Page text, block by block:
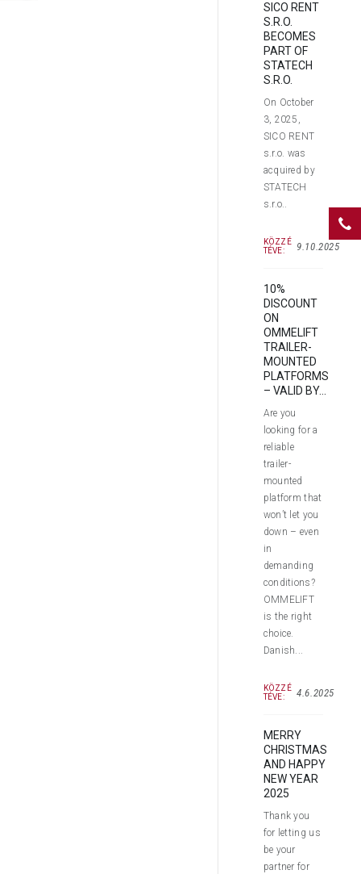
SICO RENT
S.R.O.
BECOMES
PART OF
STATECH
S.R.O.
On October
3, 2025,
SICO RENT
s.r.o. was
acquired by
STATECH
s.r.o..
KÖZZÉ
TÉVE:
9.10.2025
10%
DISCOUNT
ON
OMMELIFT
TRAILER-
MOUNTED
PLATFORMS
– VALID BY...
Are you
looking for a
reliable
trailer-
mounted
platform that
won’t let you
down – even
in
demanding
conditions?
OMMELIFT
is the right
choice.
Danish...
KÖZZÉ
TÉVE:
4.6.2025
MERRY
CHRISTMAS
AND HAPPY
NEW YEAR
2025
Thank you
for letting us
be your
partner for